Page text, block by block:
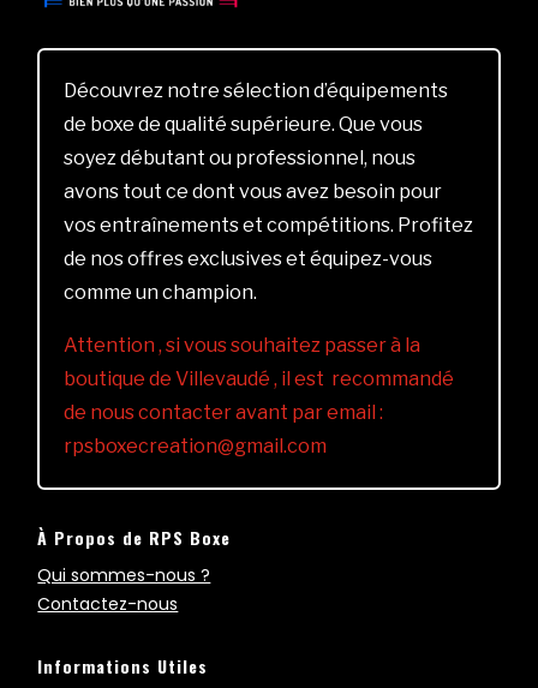
Découvrez notre sélection d’équipements
de boxe de qualité supérieure. Que vous
soyez débutant ou professionnel, nous
avons tout ce dont vous avez besoin pour
vos entraînements et compétitions. Profitez
de nos offres exclusives et équipez-vous
comme un champion.
Attention , si vous souhaitez passer à la
boutique de Villevaudé , il est recommandé
de nous contacter avant par email :
rpsboxecreation@gmail.com
À Propos de RPS Boxe
Qui sommes-nous ?
Contactez-nous
Informations Utiles